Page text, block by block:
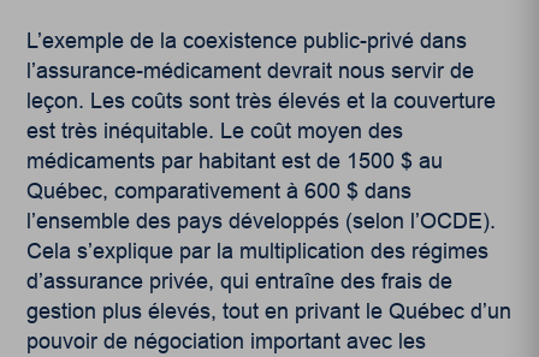
L’exemple de la coexistence public-privé dans
l’assurance-médicament devrait nous servir de
leçon. Les coûts sont très élevés et la couverture
est très inéquitable. Le coût moyen des
médicaments par habitant est de 1500 $ au
Québec, comparativement à 600 $ dans
l’ensemble des pays développés (selon l’OCDE).
Cela s’explique par la multiplication des régimes
d’assurance privée, qui entraîne des frais de
gestion plus élevés, tout en privant le Québec d’un
pouvoir de négociation important avec les